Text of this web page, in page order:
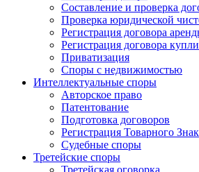
Составление и проверка
Проверка юридической
Регистрация договора
Регистрация договора
Приватизация
Cпоры с недвижимостью
Интеллектуальные споры
Авторское право
Патентование
Подготовка договоров
Регистрация Товарного
Судебные споры
Третейские споры
Третейская оговорка